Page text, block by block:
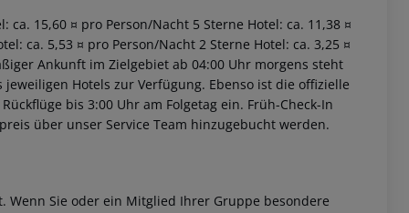
15,60 ¤ pro Person/Nacht 5 Sterne Hotel: ca. 11,38 ¤
ca. 5,53 ¤ pro Person/Nacht 2 Sterne Hotel: ca. 3,25 ¤
Ankunft im Zielgebiet ab 04:00 Uhr morgens steht
Hotels zur Verfügung. Ebenso ist die offizielle
bis 3:00 Uhr am Folgetag ein. Früh-Check-In
über unser Service Team hinzugebucht werden.
Sie oder ein Mitglied Ihrer Gruppe besondere